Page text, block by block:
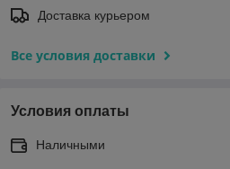
Доставка курьером
Все условия доставки
Условия оплаты
Наличными